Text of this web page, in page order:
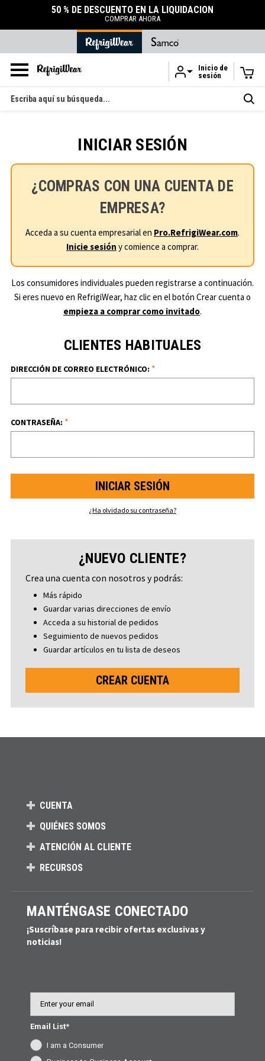
Ir al contenido principal
50 % DE DESCUENTO EN LA LIQUIDACIÓN
COMPRAR AHORA
Inicio de
sesión
Buscar
en
INICIAR SESIÓN
¿COMPRAS CON UNA CUENTA DE
EMPRESA?
Acceda a su cuenta empresarial en Pro.RefrigiWear.com.
Inicie sesión y comience a comprar.
Los consumidores individuales pueden registrarse a continuación.
Si eres nuevo en RefrigiWear, haz clic en el botón Crear cuenta o
empieza a comprar como invitado.
CLIENTES HABITUALES
DIRECCIÓN DE CORREO ELECTRÓNICO: *
CONTRASEÑA: *
¿Ha olvidado su contraseña?
¿NUEVO CLIENTE?
Crea una cuenta con nosotros y podrás:
Más rápido
Guardar varias direcciones de envío
Acceda a su historial de pedidos
Seguimiento de nuevos pedidos
Guardar artículos en tu lista de deseos
CREAR CUENTA
CUENTA
QUIÉNES SOMOS
ATENCIÓN AL CLIENTE
RECURSOS
MANTÉNGASE CONECTADO
¡Suscríbase para recibir ofertas exclusivas y
noticias!
Email List*
I am a Consumer